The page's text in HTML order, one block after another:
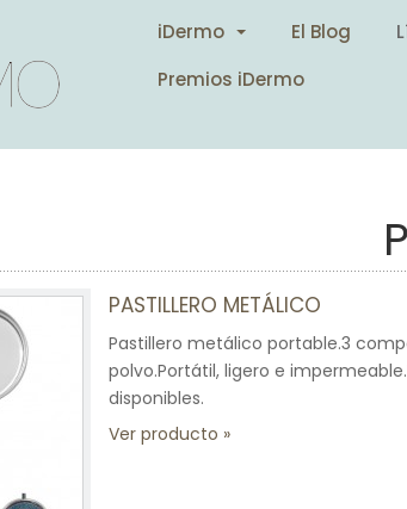
iDermo El Blog
Premios iDermo
PASTILLERO METÁLICO
Pastillero metálico portable.3
polvo.Portátil, ligero e
disponibles.
Ver producto